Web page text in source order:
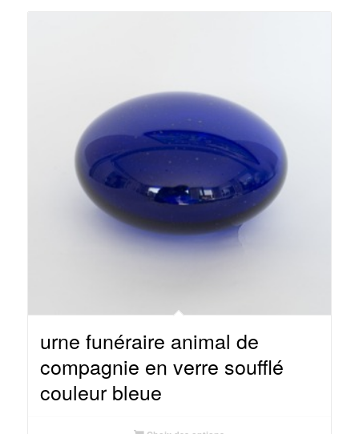
urne funéraire animal de
compagnie en verre soufflé
couleur bleue